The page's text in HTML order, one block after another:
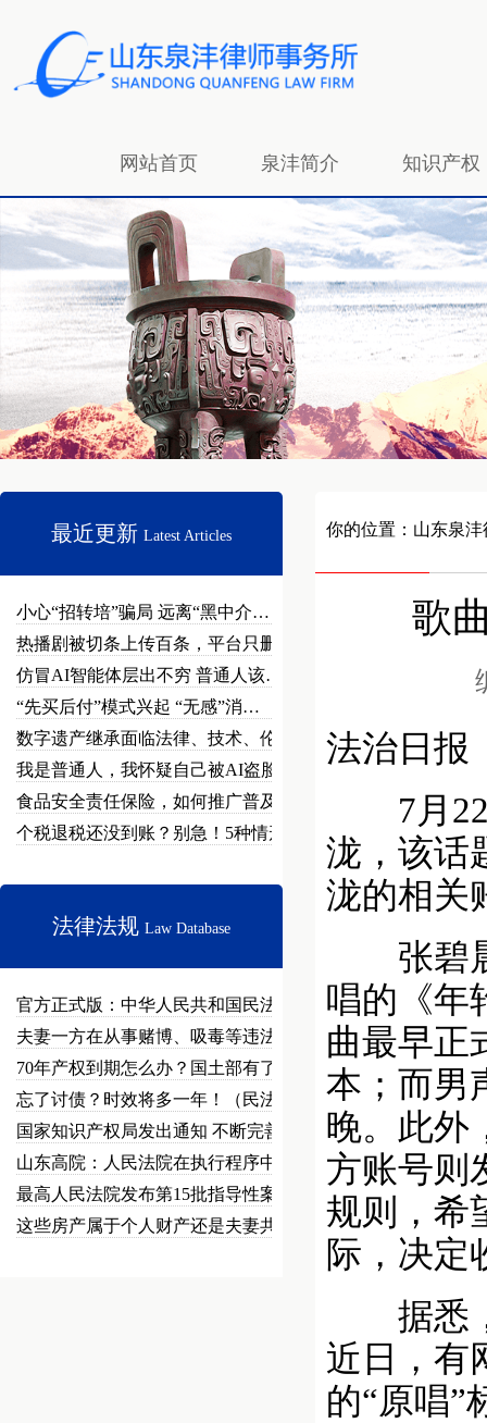
网站首页 泉沣简介 知识产权
招贤纳士
最近更新 Latest Articles
小心“招转培”骗局 远离“黑中介…
热播剧被切条上传百条，平台只删不…
仿冒AI智能体层出不穷 普通人该…
“先买后付”模式兴起 “无感”消…
数字遗产继承面临法律、技术、伦理…
我是普通人，我怀疑自己被AI盗脸…
食品安全责任保险，如何推广普及？
个税退税还没到账？别急！5种情形…
法律法规 Law Database
官方正式版：中华人民共和国民法总…
夫妻一方在从事赌博、吸毒等违法犯…
70年产权到期怎么办？国土部有了…
忘了讨债？时效将多一年！（民法草…
国家知识产权局发出通知 不断完善…
山东高院：人民法院在执行程序中可…
最高人民法院发布第15批指导性案…
这些房产属于个人财产还是夫妻共同…
你的位置： 山东泉
歌
法治日报
7月22
泷，该话
泷的相关
张碧晨
唱的《年
曲最早正
本；而男
晚。此外
方账号则
规则，希
际，决定
据悉，
近日，有
的“原唱”